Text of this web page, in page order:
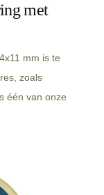
met
mm is te
zoals
één van onze